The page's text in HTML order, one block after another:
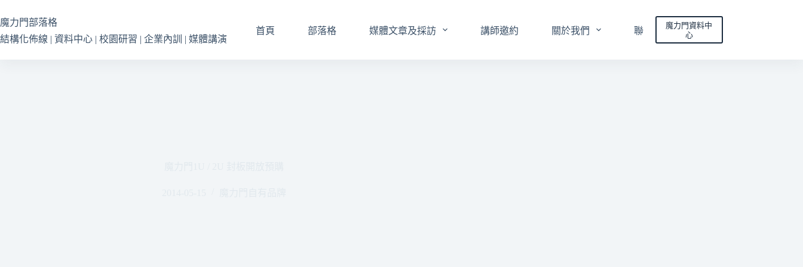
至
主
魔力門部落格
結構化佈線 | 資料中心 | 校園研習 | 企業內訓 | 媒體講演
首頁 部落格 媒體文章及採訪 講師邀約 關於我們 聯絡我們
魔力門資料中
心